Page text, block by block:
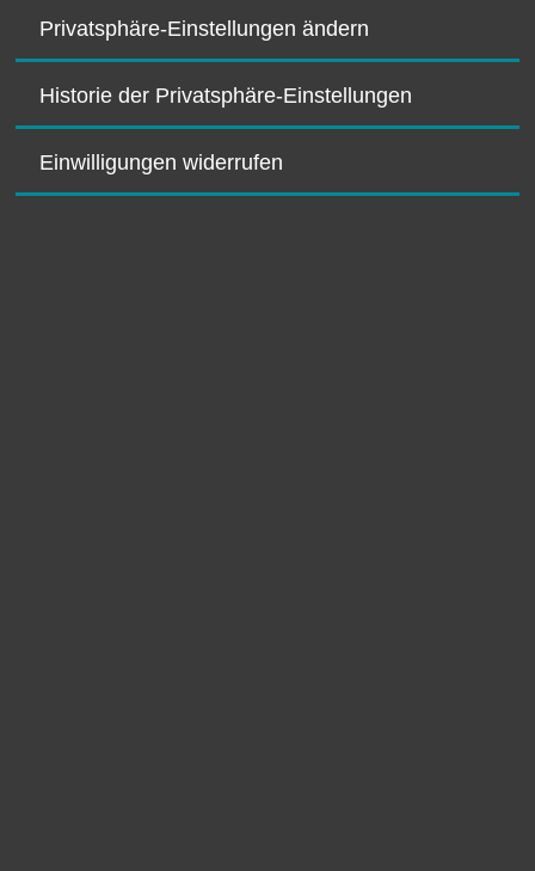
Privatsphäre-Einstellungen ändern
Historie der Privatsphäre-Einstellungen
Einwilligungen widerrufen